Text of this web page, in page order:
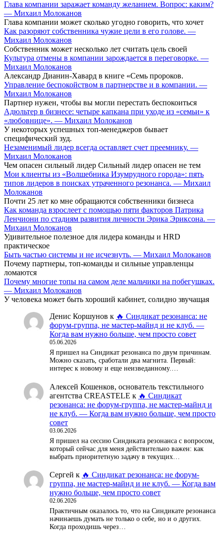
Глава компании заражает команду желанием. Вопрос: каким?
— Михаил Молоканов
Глава компании может сколько угодно говорить, что хочет
Как разоряют собственника чужие цели в его голове. —
Михаил Молоканов
Собственник может несколько лет считать цель своей
Культура отмены в компании зарождается в переговорке. —
Михаил Молоканов
Александр Дианин-Хавард в книге «Семь пророков.
Управление беспокойством в партнерстве и в компании. —
Михаил Молоканов
Партнер нужен, чтобы вы могли перестать беспокоиться
Адюльтер в бизнесе: четыре капкана при уходе из «семьи» к
«любовнице». — Михаил Молоканов
У некоторых успешных топ-менеджеров бывает
специфический зуд.
Незаменимый лидер всегда оставляет счет преемнику. —
Михаил Молоканов
Чем опасен сильный лидер Сильный лидер опасен не тем
Мои клиенты из «Волшебника Изумрудного города»: пять
типов лидеров в поисках утраченного резонанса. — Михаил
Молоканов
Почти 25 лет ко мне обращаются собственники бизнеса
Как команда взрослеет с помощью пяти факторов Патрика
Ленчиони по стадиям развития личности Эрика Эриксона. —
Михаил Молоканов
Удивительное полезное для лидера команды и HRD
практическое
Быть частью системы и не исчезнуть. — Михаил Молоканов
Почему партнеры, топ-команды и сильные управленцы
ломаются
Почему многие топы на самом деле мальчики на побегушках.
— Михаил Молоканов
У человека может быть хороший кабинет, солидно звучащая
Денис Коршунов к 🔥 Синдикат резонанса: не
форум-группа, не мастер-майнд и не клуб. —
Когда вам нужно больше, чем просто совет
05.06.2026
Я пришел на Синдикат резонанса по двум причинам.
Можно сказать, сработали два магнита. Первый:
интерес к новому и еще неизведанному.…
Алексей Кошенков, основатель текстильного
агентства CREASTELE к 🔥 Синдикат
резонанса: не форум-группа, не мастер-майнд и
не клуб. — Когда вам нужно больше, чем просто
совет
03.06.2026
Я пришел на сессию Синдиката резонанса с вопросом,
который сейчас для меня действительно важен: как
выбрать приоритетную задачу в текущих…
Сергей к 🔥 Синдикат резонанса: не форум-
группа, не мастер-майнд и не клуб. — Когда вам
нужно больше, чем просто совет
02.06.2026
Практичным оказалось то, что на Синдикате резонанса
начинаешь думать не только о себе, но и о других.
Когда проходишь через…